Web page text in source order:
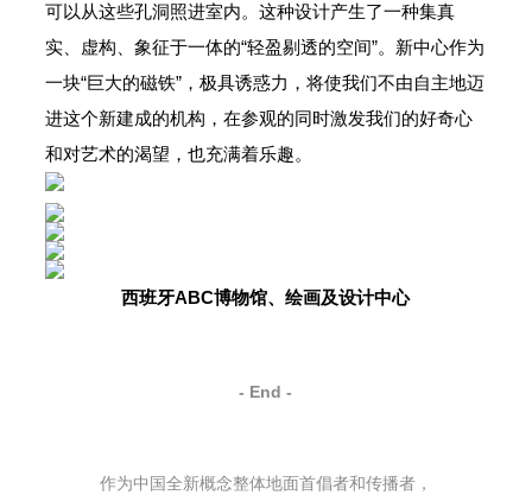
可以从这些孔洞照进室内。这种设计产生了一种集真
实、虚构、象征于一体的“轻盈剔透的空间”。新中心作为
一块“巨大的磁铁”，极具诱惑力，将使我们不由自主地迈
进这个新建成的机构，在参观的同时激发我们的好奇心
和对艺术的渴望，也充满着乐趣。
西班牙ABC博物馆、绘画及设计中心
- End -
作为中国全新概念整体地面首倡者和传播者，